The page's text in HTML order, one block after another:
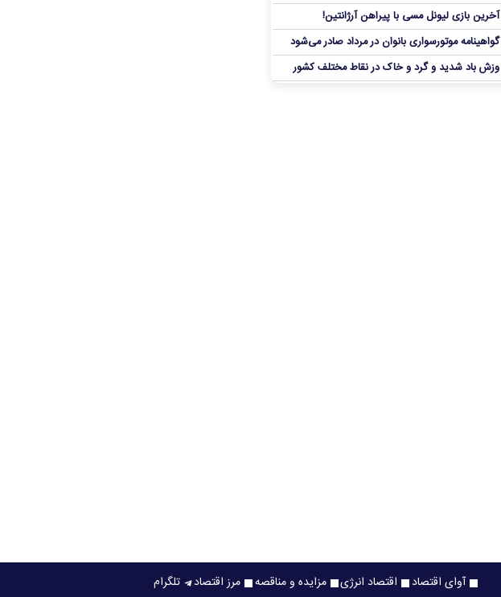
آخرین بازی لیونل مسی با پیراهن آرژانتین!
گواهینامه موتورسواری بانوان در مرداد صادر می‌شود
وزش باد شدید و گرد و خاک در نقاط مختلف کشور
آوای اقتصاد اقتصاد انرژی مزایده و مناقصه مرز اقتصاد تلگرام